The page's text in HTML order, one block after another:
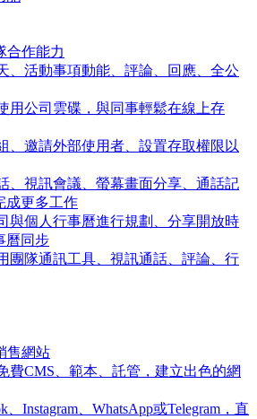
合作能力
、活動事項動能、評論、回應、全公
用公司雲碟，與同事輕鬆在線上存
、邀請外部使用者、設置存取權限以
、視訊會議、螢幕畫面分享、通話記
成更多工作
與個人行事曆進行規劃、分享開放時
曆同步
團隊通訊工具、視訊通話、評論、行
售網站
費CMS、範本、託管，建立出色的網
、Instagram、WhatsApp或Telegram，直